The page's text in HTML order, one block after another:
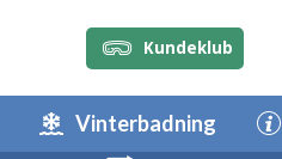
Kundeklub
Vinterbadning